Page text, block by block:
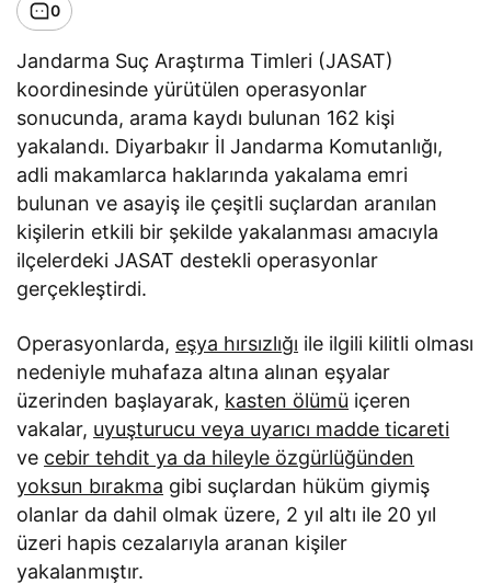
0
Jandarma Suç Araştırma Timleri (JASAT)
koordinesinde yürütülen operasyonlar
sonucunda, arama kaydı bulunan 162 kişi
yakalandı. Diyarbakır İl Jandarma Komutanlığı,
adli makamlarca haklarında yakalama emri
bulunan ve asayiş ile çeşitli suçlardan aranılan
kişilerin etkili bir şekilde yakalanması amacıyla
ilçelerdeki JASAT destekli operasyonlar
gerçekleştirdi.
Operasyonlarda, eşya hırsızlığı ile ilgili kilitli olması
nedeniyle muhafaza altına alınan eşyalar
üzerinden başlayarak, kasten ölümü içeren
vakalar, uyuşturucu veya uyarıcı madde ticareti
ve cebir tehdit ya da hileyle özgürlüğünden
yoksun bırakma gibi suçlardan hüküm giymiş
olanlar da dahil olmak üzere, 2 yıl altı ile 20 yıl
üzeri hapis cezalarıyla aranan kişiler
yakalanmıştır.